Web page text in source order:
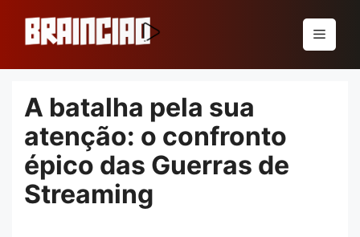
conteúdo
Menu
A batalha pela sua
atenção: o confronto
épico das Guerras de
Streaming